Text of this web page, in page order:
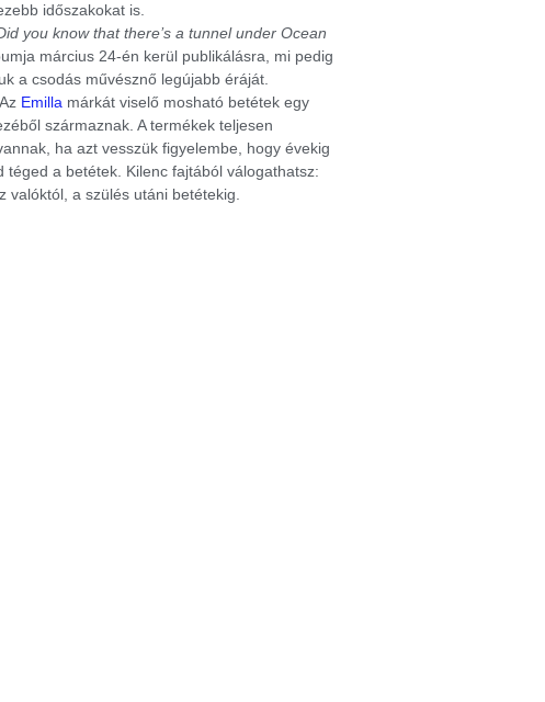
időszakokat is.
you know that there’s a tunnel under Ocean
március 24-én kerül publikálásra, mi pedig
a csodás művésznő legújabb éráját.
Emilla márkát viselő mosható betétek egy
származnak. A termékek teljesen
ha azt vesszük figyelembe, hogy évekig
téged a betétek. Kilenc fajtából válogathatsz:
valóktól, a szülés utáni betétekig.